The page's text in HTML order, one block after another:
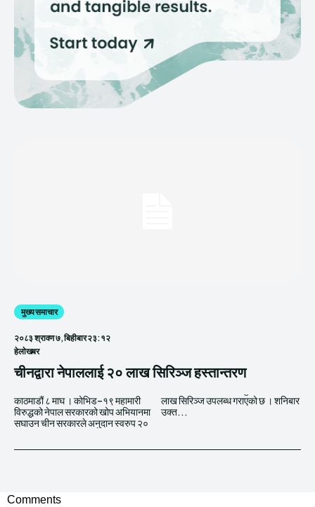
मुख्य समाचार
२०८३ श्रावण ७, बिहीबार २३:१२
हेलाेखबर
चीनद्वारा नेपाललाई २० लाख सिरिञ्ज हस्तान्तरण
काठमाडौं ८ माघ । कोभिड–१९ महामारी
विरुद्धको नेपाल सरकारको खोप अभियानमा
सघाउन चीन सरकारले अनुदान स्वरुप २०
लाख सिरिञ्ज उपलब्ध गराएको छ । शनिबार
उक्त...
Comments